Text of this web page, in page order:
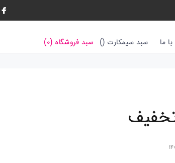
ما سبد سیمکارت () سبد فروشگاه (۰)